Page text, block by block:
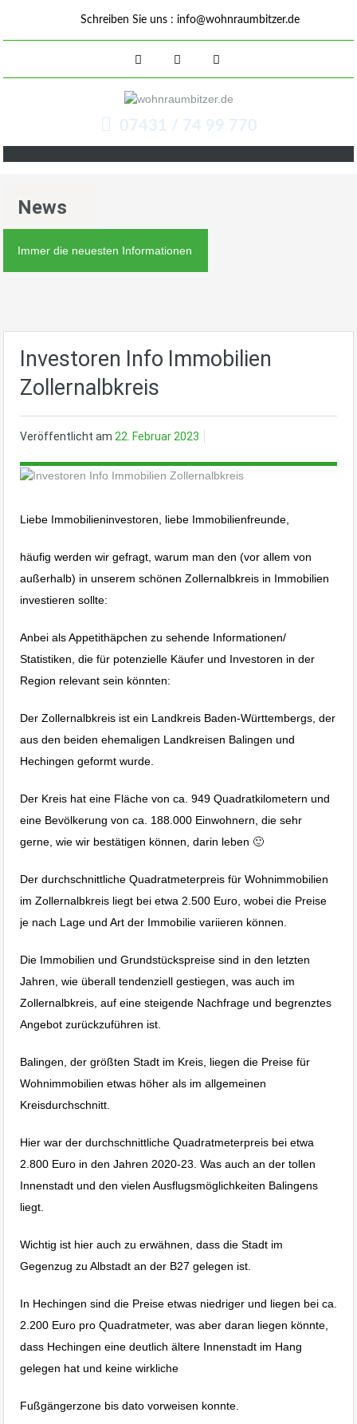
Schreiben Sie uns : info@wohnraumbitzer.de
07431 / 74 99 770
News
Immer die neuesten Informationen
Investoren Info Immobilien
Zollernalbkreis
Veröffentlicht am 22. Februar 2023
Liebe Immobilieninvestoren, liebe Immobilienfreunde,
häufig werden wir gefragt, warum man den (vor allem von
außerhalb) in unserem schönen Zollernalbkreis in Immobilien
investieren sollte:
Anbei als Appetithäpchen zu sehende Informationen/
Statistiken, die für potenzielle Käufer und Investoren in der
Region relevant sein könnten:
Der Zollernalbkreis ist ein Landkreis Baden-Württembergs, der
aus den beiden ehemaligen Landkreisen Balingen und
Hechingen geformt wurde.
Der Kreis hat eine Fläche von ca. 949 Quadratkilometern und
eine Bevölkerung von ca. 188.000 Einwohnern, die sehr
gerne, wie wir bestätigen können, darin leben 🙂
Der durchschnittliche Quadratmeterpreis für Wohnimmobilien
im Zollernalbkreis liegt bei etwa 2.500 Euro, wobei die Preise
je nach Lage und Art der Immobilie variieren können.
Die Immobilien und Grundstückspreise sind in den letzten
Jahren, wie überall tendenziell gestiegen, was auch im
Zollernalbkreis, auf eine steigende Nachfrage und begrenztes
Angebot zurückzuführen ist.
Balingen, der größten Stadt im Kreis, liegen die Preise für
Wohnimmobilien etwas höher als im allgemeinen
Kreisdurchschnitt.
Hier war der durchschnittliche Quadratmeterpreis bei etwa
2.800 Euro in den Jahren 2020-23. Was auch an der tollen
Innenstadt und den vielen Ausflugsmöglichkeiten Balingens
liegt.
Wichtig ist hier auch zu erwähnen, dass die Stadt im
Gegenzug zu Albstadt an der B27 gelegen ist.
In Hechingen sind die Preise etwas niedriger und liegen bei ca.
2.200 Euro pro Quadratmeter, was aber daran liegen könnte,
dass Hechingen eine deutlich ältere Innenstadt im Hang
gelegen hat und keine wirkliche
Fußgängerzone bis dato vorweisen konnte.